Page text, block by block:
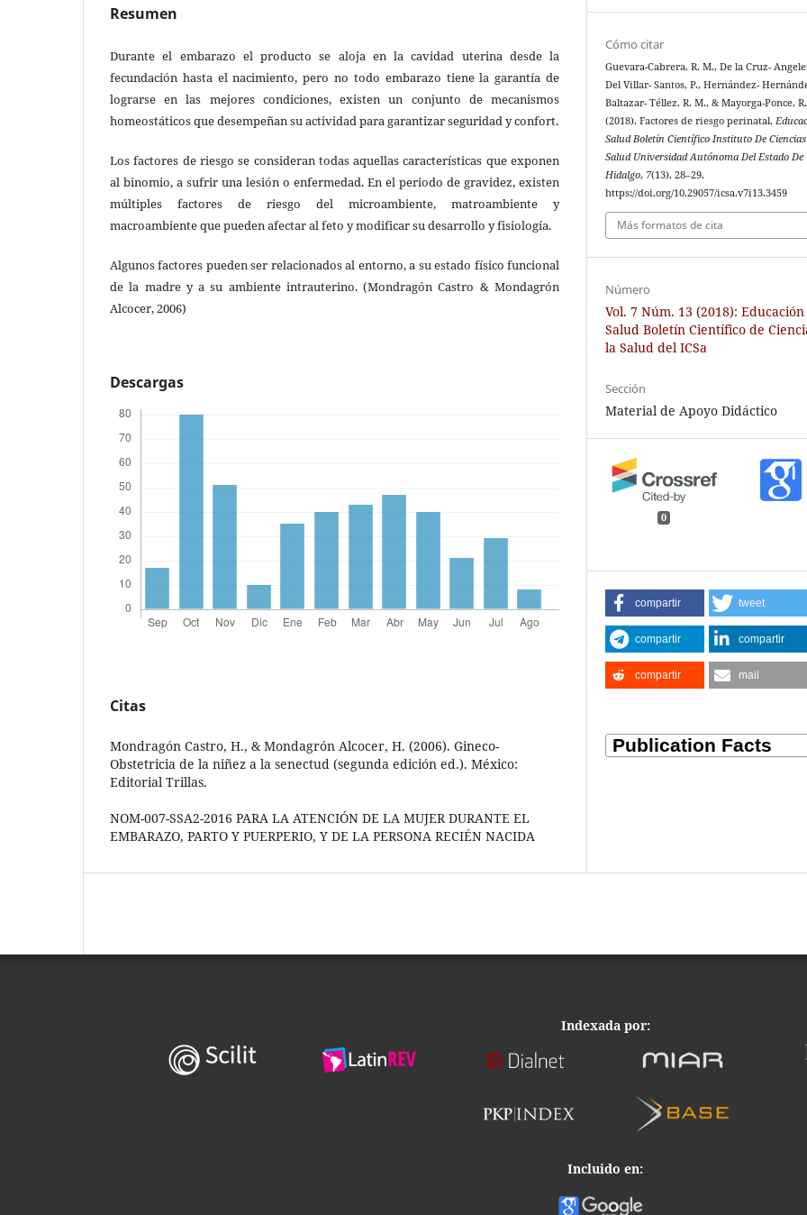
Resumen
Durante el embarazo el producto se aloja en la cavidad uterina desde la
fecundación hasta el nacimiento, pero no todo embarazo tiene la garantía de
lograrse en las mejores condiciones, existen un conjunto de mecanismos
homeostáticos que desempeñan su actividad para garantizar seguridad y confort.
Los factores de riesgo se consideran todas aquellas características que exponen
al binomio, a sufrir una lesión o enfermedad. En el periodo de gravidez, existen
múltiples factores de riesgo del microambiente, matroambiente y
macroambiente que pueden afectar al feto y modificar su desarrollo y fisiología.
Algunos factores pueden ser relacionados al entorno, a su estado físico funcional
de la madre y a su ambiente intrauterino. (Mondragón Castro & Mondagrón
Alcocer, 2006)
Descargas
Citas
Mondragón Castro, H., & Mondagrón Alcocer, H. (2006). Gineco-
Obstetricia de la niñez a la senectud (segunda edición ed.). México:
Editorial Trillas.
NOM-007-SSA2-2016 PARA LA ATENCIÓN DE LA MUJER DURANTE EL
EMBARAZO, PARTO Y PUERPERIO, Y DE LA PERSONA RECIÉN NACIDA
Cómo citar
Guevara-Cabrera, R. M., De la Cruz-
Del Villar- Santos, P., Hernández-
Baltazar- Téllez, R. M., & Mayorga-Ponce,
(2018). Factores de riesgo perinatal.
Salud Boletín Científico Instituto De
Salud Universidad Autónoma Del Estado De
Hidalgo, 7(13), 28–29.
https://doi.org/10.29057/icsa.v7i13.3459
Más formatos de cita
Número
Vol. 7 Núm. 13 (2018):
Salud Boletín Científico de
la Salud del ICSa
Sección
Material de Apoyo Didáctico
0
compartir tweet
compartir compartir
compartir mail
Indexada por:
Incluido en: